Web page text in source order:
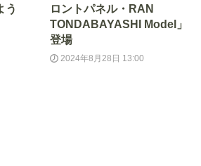
う
ロントパネル・RAN
TONDABAYASHI Model」
登場
2024年8月28日 13:00